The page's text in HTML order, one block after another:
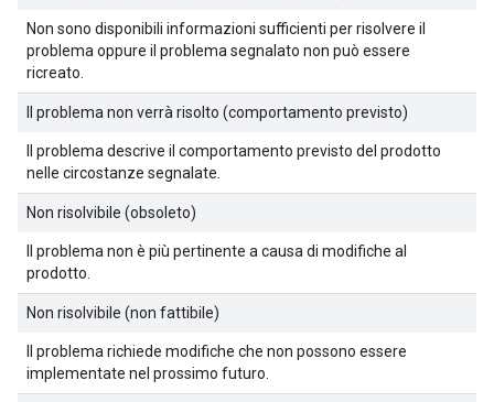
Non sono disponibili informazioni sufficienti per risolvere il
problema oppure il problema segnalato non può essere
ricreato.
Il problema non verrà risolto (comportamento previsto)
Il problema descrive il comportamento previsto del prodotto
nelle circostanze segnalate.
Non risolvibile (obsoleto)
Il problema non è più pertinente a causa di modifiche al
prodotto.
Non risolvibile (non fattibile)
Il problema richiede modifiche che non possono essere
implementate nel prossimo futuro.